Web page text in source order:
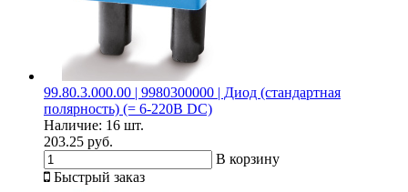
99.80.3.000.00 | 9980300000 | Диод (стандартная
полярность) (= 6-220В DC)
Наличие: 16 шт.
203.25 руб.
В корзину
Быстрый заказ